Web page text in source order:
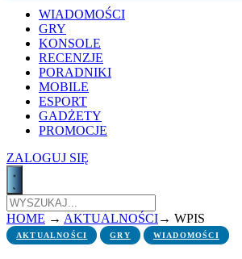
WIADOMOŚCI
GRY
KONSOLE
RECENZJE
PORADNIKI
MOBILE
ESPORT
GADŻETY
PROMOCJE
ZALOGUJ SIĘ
HOME → AKTUALNOŚCI→ WPIS
AKTUALNOŚCI GRY WIADOMOŚCI